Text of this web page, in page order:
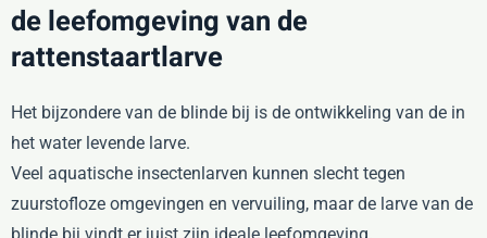
de leefomgeving van de
rattenstaartlarve
Het bijzondere van de blinde bij is de ontwikkeling van de in
het water levende larve.
Veel aquatische insectenlarven kunnen slecht tegen
zuurstofloze omgevingen en vervuiling, maar de larve van de